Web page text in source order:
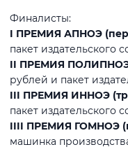
Финалисты:
I ПРЕМИЯ АПНОЭ
пакет издательского
II ПРЕМИЯ ПОЛИПНОЭ
рублей и пакет
III ПРЕМИЯ ИННОЭ
пакет издательского
IIII ПРЕМИЯ ГОМНОЭ
машинка